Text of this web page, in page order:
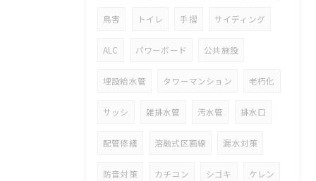
鳥害 トイレ 手摺 サイディング
ALC パワーボード 公共施設
埋設給水管 タワーマンション 老朽化
サッシ 雑排水管 汚水管 排水口
配管修繕 溶融式区画線 漏水対策
防音対策 カチコン シゴキ ケレン